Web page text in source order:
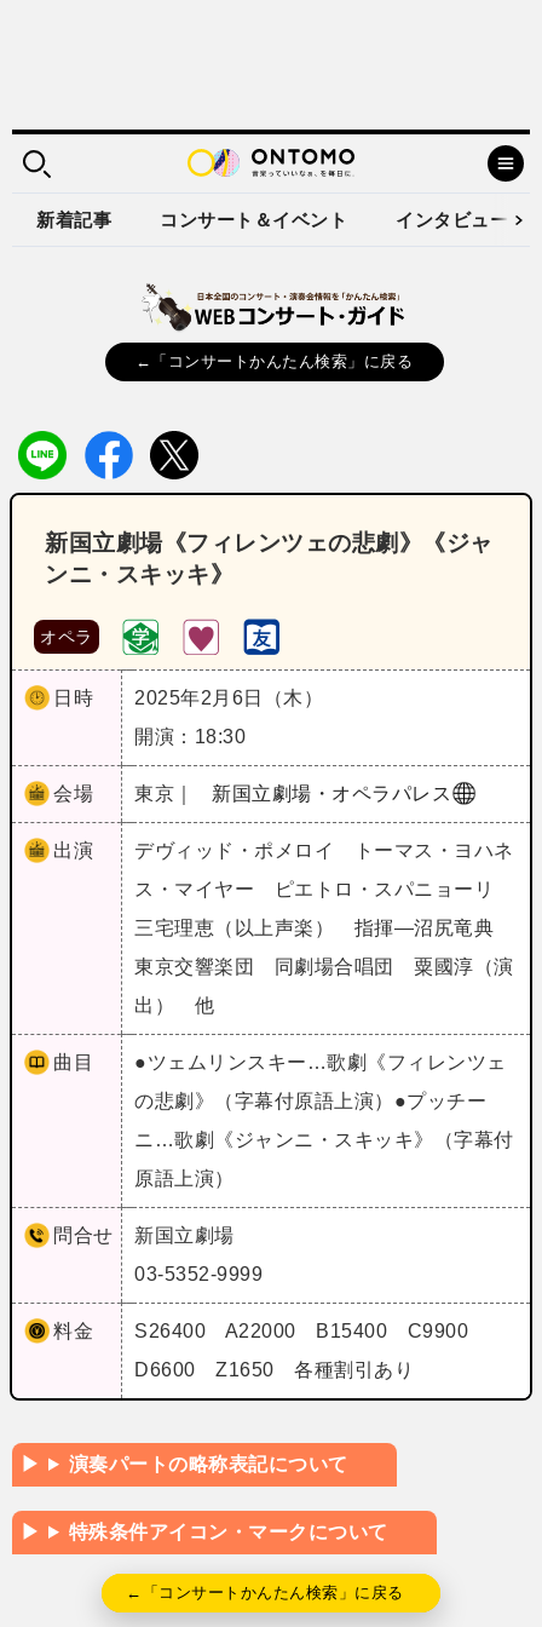
新着記事 コンサート＆イベント インタビュー
←「コンサートかんたん検索」に戻る
新国立劇場《フィレンツェの悲劇》《ジャ
ンニ・スキッキ》
オペラ
日時
2025年2月6日（木）
開演：18:30
会場 東京｜ 新国立劇場・オペラパレス
出演
デヴィッド・ポメロイ トーマス・ヨハネ
ス・マイヤー ピエトロ・スパニョーリ
三宅理恵（以上声楽） 指揮―沼尻竜典
東京交響楽団 同劇場合唱団 粟國淳（演
出） 他
曲目
●ツェムリンスキー…歌劇《フィレンツェ
の悲劇》（字幕付原語上演）●プッチー
ニ…歌劇《ジャンニ・スキッキ》（字幕付
原語上演）
問合せ
新国立劇場
03-5352-9999
料金
S26400 A22000 B15400 C9900
D6600 Z1650 各種割引あり
演奏パートの略称表記について
特殊条件アイコン・マークについて
←「コンサートかんたん検索」に戻る